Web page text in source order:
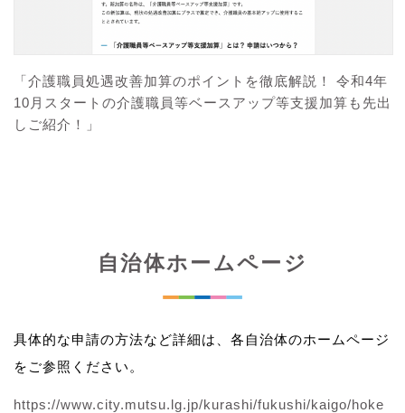
「介護職員処遇改善加算のポイントを徹底解説！ 令和4年
10月スタートの介護職員等ベースアップ等支援加算も先出
しご紹介！」
自治体ホームページ
具体的な申請の方法など詳細は、各自治体のホームページ
をご参照ください。
https://www.city.mutsu.lg.jp/kurashi/fukushi/kaigo/hoke